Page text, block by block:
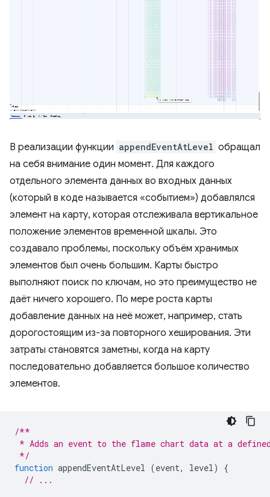
В реализации функции appendEventAtLevel обращал
на себя внимание один момент. Для каждого
отдельного элемента данных во входных данных
(который в коде называется «событием») добавлялся
элемент на карту, которая отслеживала вертикальное
положение элементов временной шкалы. Это
создавало проблемы, поскольку объём хранимых
элементов был очень большим. Карты быстро
выполняют поиск по ключам, но это преимущество не
даёт ничего хорошего. По мере роста карты
добавление данных на неё может, например, стать
дорогостоящим из-за повторного хеширования. Эти
затраты становятся заметны, когда на карту
последовательно добавляется большое количество
элементов.
/**
* Adds an event to the flame chart data at a
*/
function appendEventAtLevel (event, level )
{
// ...